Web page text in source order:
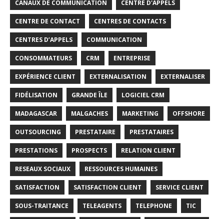
CANAUX DE COMMUNICATION CENTRE D'APPELS
CENTRE DE CONTACT CENTRES DE CONTACTS
CENTRES D’APPELS COMMUNICATION
CONSOMMATEURS CRM ENTREPRISE
EXPÉRIENCE CLIENT EXTERNALISATION EXTERNALISER
FIDÉLISATION GRANDE ÎLE LOGICIEL CRM
MADAGASCAR MALGACHES MARKETING OFFSHORE
OUTSOURCING PRESTATAIRE PRESTATAIRES
PRESTATIONS PROSPECTS RELATION CLIENT
RESEAUX SOCIAUX RESSOURCES HUMAINES
SATISFACTION SATISFACTION CLIENT SERVICE CLIENT
SOUS-TRAITANCE TELEAGENTS TELEPHONE TIC